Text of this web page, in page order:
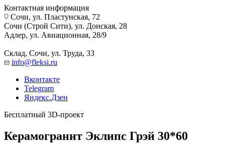
Контактная информация
Сочи, ул. Пластунская, 72
Сочи (Строй Сити), ул. Донская, 28
Адлер, ул. Авиационная, 28/9
Склад, Сочи, ул. Труда, 33
info@fleksi.ru
Вконтакте
Telegram
Яндекс.Дзен
Бесплатный 3D-проект
Керамогранит Эклипс Грэй 30*60